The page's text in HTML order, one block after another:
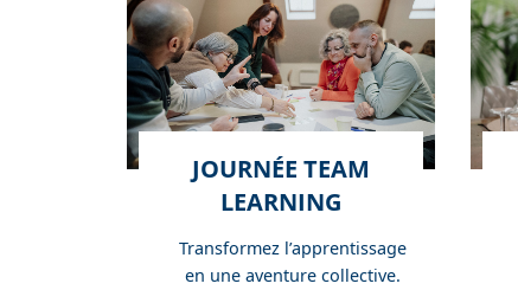
JOURNÉE TEAM
LEARNING
Transformez l’apprentissage
en une aventure collective.